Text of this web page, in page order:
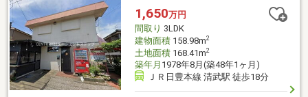
1,650万円
間取り 3LDK
建物面積158.98m2
土地面積168.41m2
築年月 1978年8月(築48年1ヶ月)
ＪＲ日豊本線 清武駅 徒歩18分